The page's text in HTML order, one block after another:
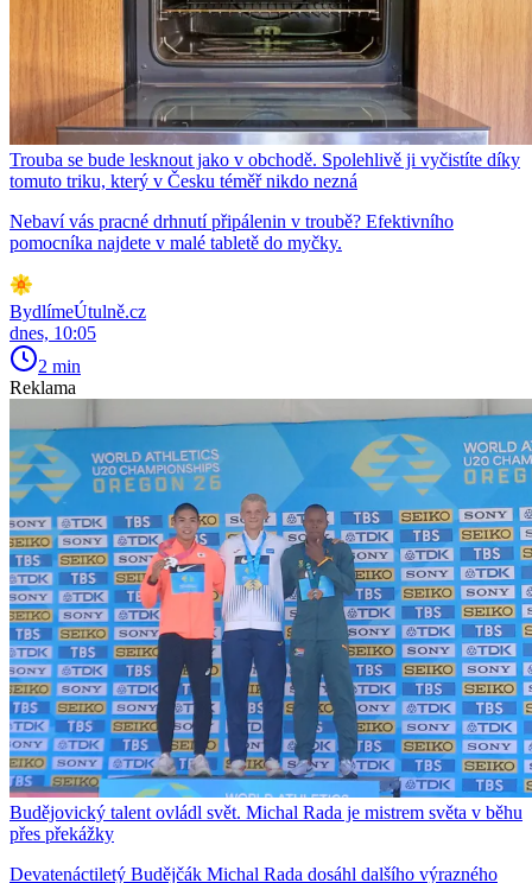
Trouba se bude lesknout jako v obchodě. Spolehlivě ji vyčistíte díky
tomuto triku, který v Česku téměř nikdo nezná
Nebaví vás pracné drhnutí připálenin v troubě? Efektivního
pomocníka najdete v malé tabletě do myčky.
BydlímeÚtulně.cz
dnes, 10:05
2 min
Reklama
Budějovický talent ovládl svět. Michal Rada je mistrem světa v běhu
přes překážky
Devatenáctiletý Budějčák Michal Rada dosáhl dalšího výrazného